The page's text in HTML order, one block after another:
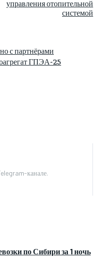
канале.
по Сибири за 1 ночь
управления отопительной
системой
с партнёрами
ГПЭА-25